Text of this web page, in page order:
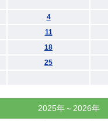
4
11
18
25
2025年～2026年